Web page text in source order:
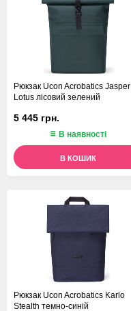
Рюкзак Ucon Acrobatics Jasper
Lotus лісовий зелений
5 445 грн.
В наявності
В КОШИК
Рюкзак Ucon Acrobatics Karlo
Stealth темно-синій